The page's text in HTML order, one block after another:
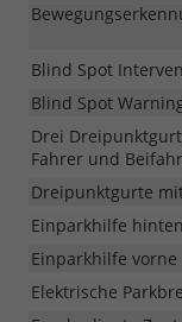
Blind Spot
Blind Spot
Drei
Fahrer und
Dreipunktgurte
Einparkhilfe hinten
Einparkhilfe vorne
Elektrische